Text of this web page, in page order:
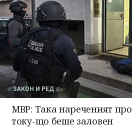
ЗАКОН И РЕД
МВР: Така нареченият
току-що беше заловен